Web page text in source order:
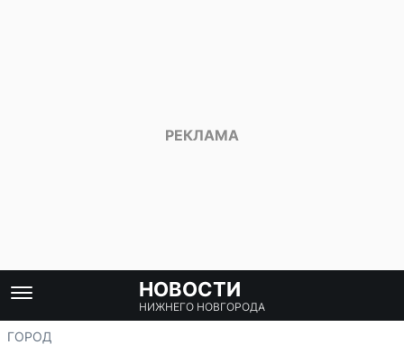
НОВОСТИ
НИЖНЕГО НОВГОРОДА
ГОРОД